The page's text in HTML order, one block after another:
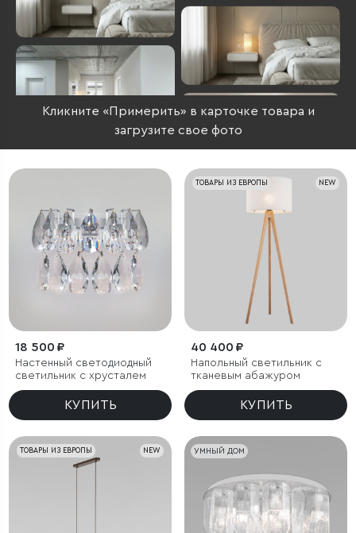
Кликните «Примерить» в карточке товара и
загрузите свое фото
18 500 ₽
Настенный светодиодный
светильник с хрусталем
КУПИТЬ
NEW
ТОВАРЫ ИЗ ЕВРОПЫ
40 400 ₽
Напольный светильник с
тканевым абажуром
КУПИТЬ
NEW
ТОВАРЫ ИЗ ЕВРОПЫ УМНЫЙ ДОМ